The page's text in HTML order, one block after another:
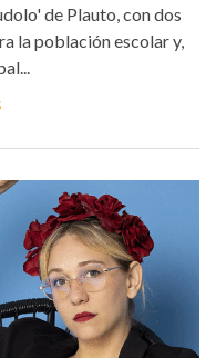
de Plauto, con dos
la población escolar y,